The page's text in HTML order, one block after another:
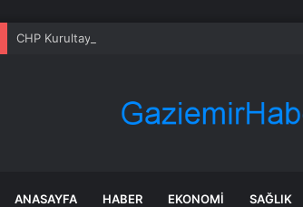
CHP Kurultayı soruşturmasında dikkat çeken
ANASAYFA HABER EKONOMI SAĞLIK